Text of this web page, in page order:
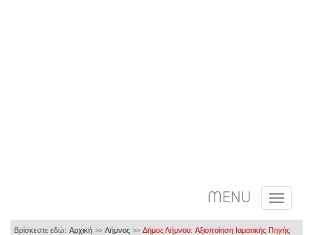
MENU
Βρίσκεστε εδώ: Αρχική >> Λήμνος >> Δήμος Λήμνου: Aξιοποίηση Iαματικής Πηγής